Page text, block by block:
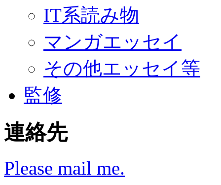
IT系読み物
マンガエッセイ
その他エッセイ等
監修
連絡先
Please mail me.